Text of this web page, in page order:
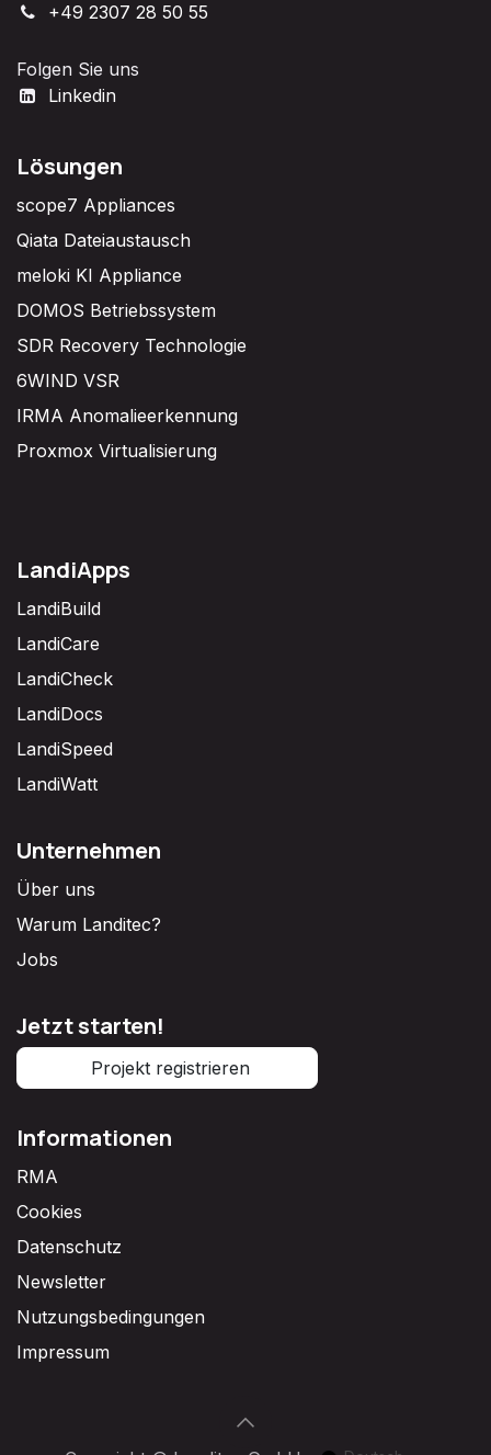
+49 2307 28 50 55
Folgen Sie uns
Linkedin
Lösungen
scope7 Appliances
Qiata Dateiaustausch
meloki KI Appliance
DOMOS Betriebssystem
SDR Recovery Technologie
6WIND VSR
IRMA Anomalieerkennung
Proxmox Virtualisierung
LandiApps
LandiBuild
LandiCare
LandiCheck
LandiDocs
LandiSpeed
LandiWatt
Unternehmen
Über uns
Warum Landitec?
Jobs
Jetzt starten!
Projekt registrieren
Informationen
RMA
Cookies
Datenschutz
Newsletter
Nutzungsbedingungen
Impressum